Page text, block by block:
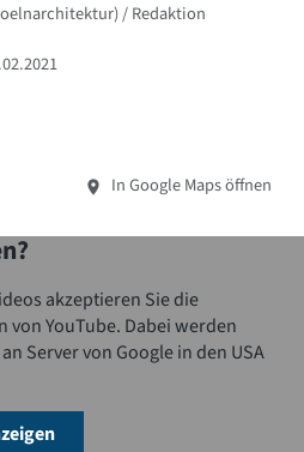
/ Redaktion
In Google Maps öffnen
akzeptieren Sie die
YouTube. Dabei werden
Server von Google in den USA
& Video anzeigen